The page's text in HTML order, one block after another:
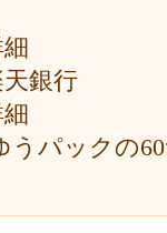
銀行
パックの